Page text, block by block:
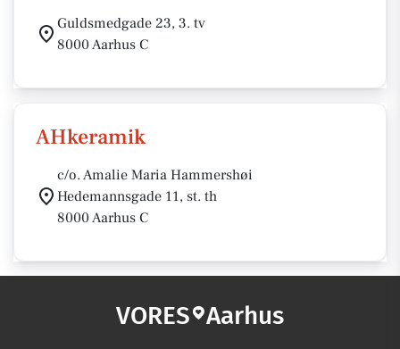
Guldsmedgade 23, 3. tv
8000 Aarhus C
AHkeramik
c/o. Amalie Maria Hammershøi
Hedemannsgade 11, st. th
8000 Aarhus C
VORES Aarhus